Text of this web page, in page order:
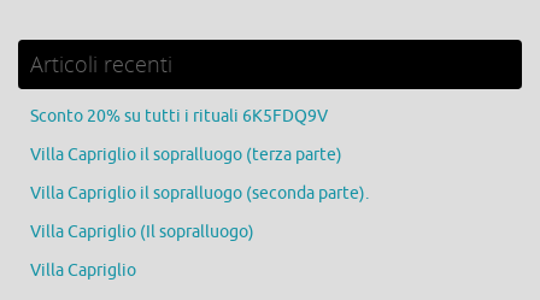
Articoli recenti
Sconto 20% su tutti i rituali 6K5FDQ9V
Villa Capriglio il sopralluogo (terza parte)
Villa Capriglio il sopralluogo (seconda parte).
Villa Capriglio (Il sopralluogo)
Villa Capriglio